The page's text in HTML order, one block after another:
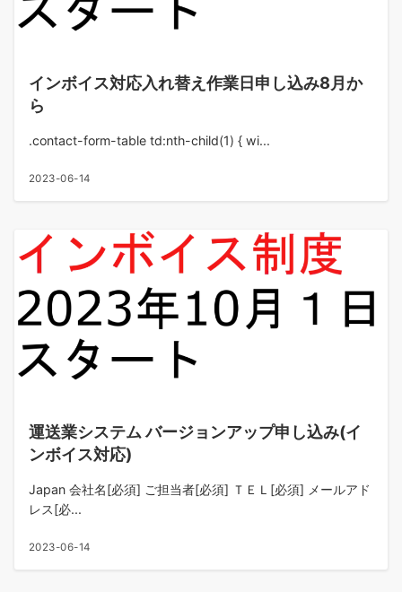
インボイス対応入れ替え作業日申し込み8月か
ら
.contact-form-table td:nth-child(1) { wi...
2023-06-14
運送業システム バージョンアップ申し込み(イ
ンボイス対応)
Japan 会社名[必須] ご担当者[必須] ＴＥＬ[必須] メールアド
レス[必...
2023-06-14